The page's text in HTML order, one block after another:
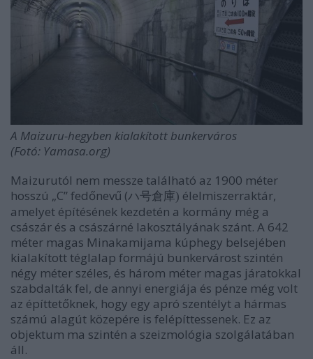
A Maizuru-hegyben kialakított bunkerváros
(Fotó: Yamasa.org)
Maizurutól nem messze található az 1900 méter
hosszú „C” fedőnevű (ハ号倉庫) élelmiszerraktár,
amelyet építésének kezdetén a kormány még a
császár és a császárné lakosztályának szánt. A 642
méter magas Minakamijama kúphegy belsejében
kialakított téglalap formájú bunkervárost szintén
négy méter széles, és három méter magas járatokkal
szabdalták fel, de annyi energiája és pénze még volt
az építtetőknek, hogy egy apró szentélyt a hármas
számú alagút közepére is felépíttessenek. Ez az
objektum ma szintén a szeizmológia szolgálatában
áll.